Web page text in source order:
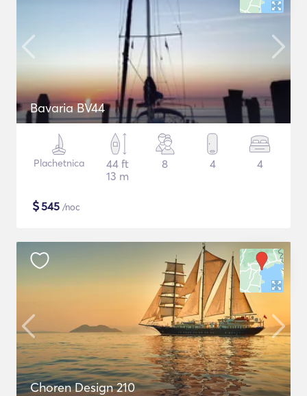
Bavaria BV44
Plachetnica
44 ft
13 m
8 4 4
$545 /noc
Choren Design 210